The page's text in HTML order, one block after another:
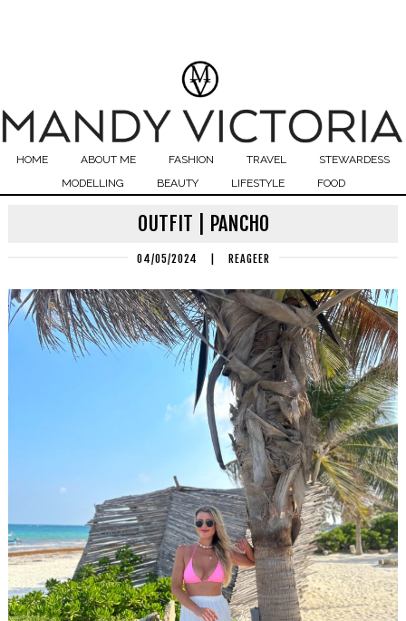
HOME ABOUT ME FASHION TRAVEL
STEWARDESS
MODELLING
BEAUTY LIFESTYLE FOOD
OUTFIT | PANCHO
04/05/2024 REAGEER